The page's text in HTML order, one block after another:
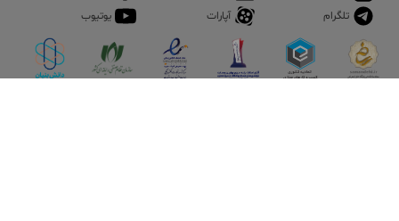
تلگرام
آپارات یوتیوب